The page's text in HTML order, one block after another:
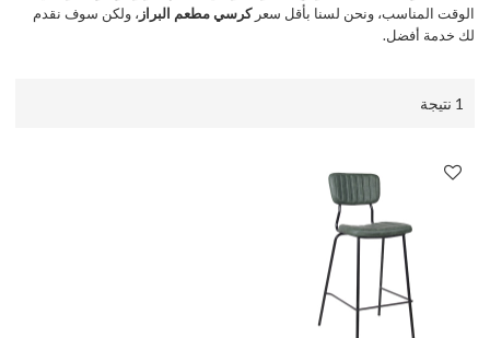
الوقت المناسب، ونحن لسنا بأقل سعركرسي مطعم البراز ، ولكن سوف نقدم
لك خدمة أفضل.
1 نتيجة